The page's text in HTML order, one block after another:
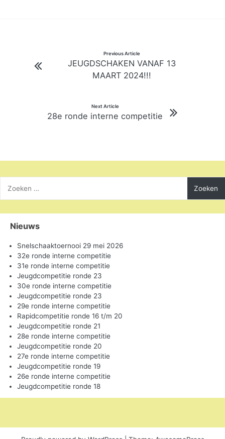
navigatie
Previous Article
JEUGDSCHAKEN VANAF 13
MAART 2024!!!
Next Article
28e ronde interne competitie
naar:
Nieuws
Snelschaaktoernooi 29 mei 2026
32e ronde interne competitie
31e ronde interne competitie
Jeugdcompetitie ronde 23
30e ronde interne competitie
Jeugdcompetitie ronde 23
29e ronde interne competitie
Rapidcompetitie ronde 16 t/m 20
Jeugdcompetitie ronde 21
28e ronde interne competitie
Jeugdcompetitie ronde 20
27e ronde interne competitie
Jeugdcompetitie ronde 19
26e ronde interne competitie
Jeugdcompetitie ronde 18